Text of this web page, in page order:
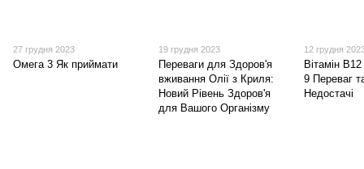
27 грудня 2023
Омега 3 Як приймати
19 грудня 2023
Переваги для Здоров'я
вживання Олії з Криля:
Новий Рівень Здоров'я
для Вашого Організму
12 грудня
Вітамін
9 Переваг
Недостачі